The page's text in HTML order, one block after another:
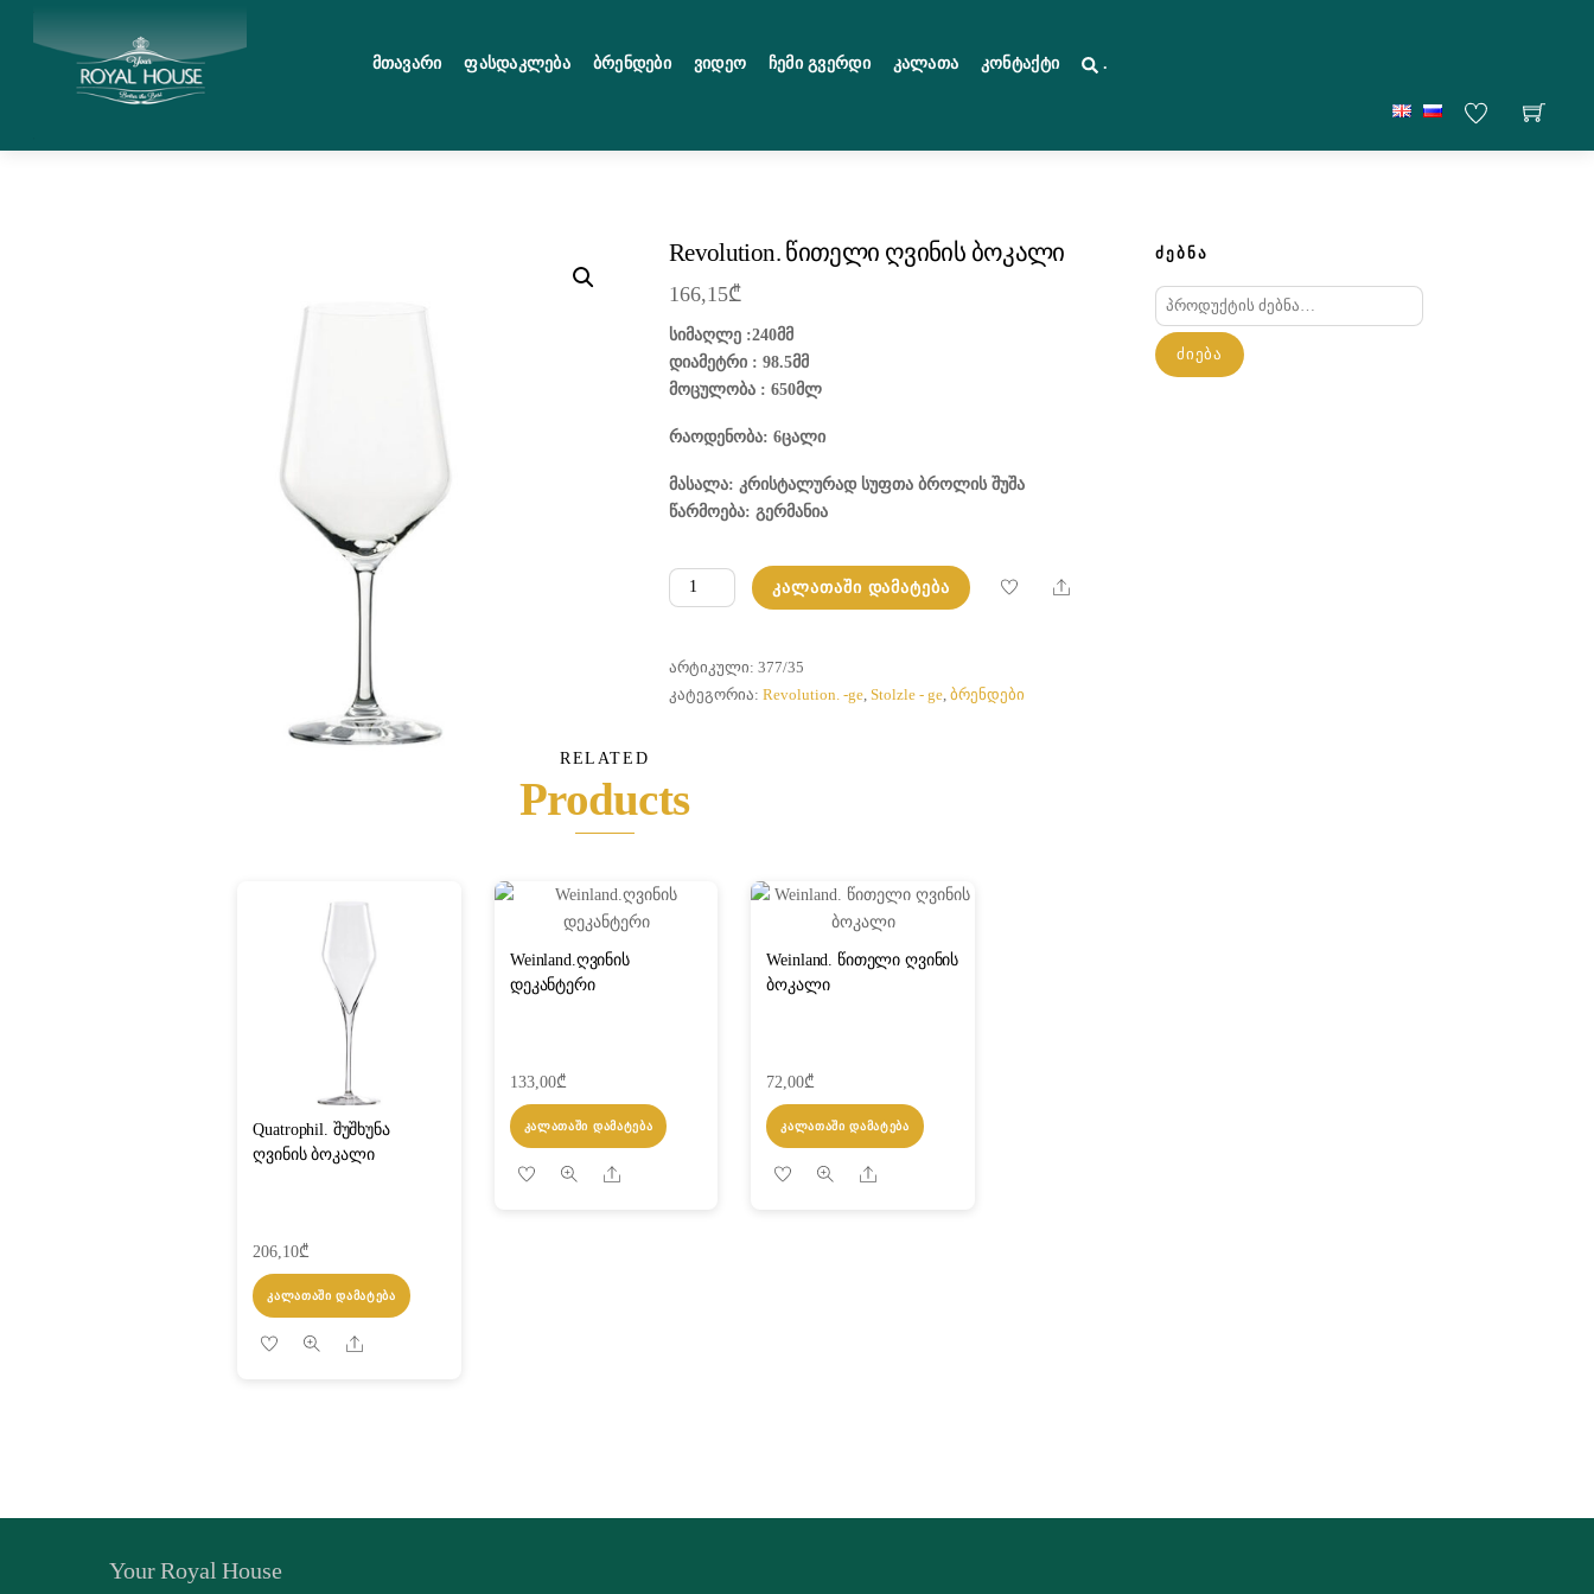
Მთავარი Ფასდაკლება Ბრენდები Ვიდეო Ჩემი Გვერდი Კალათა Კონტაქტი .
Revolution. წითელი ღვინის ბოკალი
166,15₾
სიმაღლე :240მმ
დიამეტრი : 98.5მმ
მოცულობა : 650მლ
რაოდენობა: 6ცალი
მასალა: კრისტალურად სუფთა ბროლის შუშა
წარმოება: გერმანია
რაოდენობა:
Revolution.
ღვინის
ბოკალი
ᲙᲐᲚᲐᲗᲐᲨᲘ ᲓᲐᲛᲐᲢᲔᲑᲐ Share
ᲐᲠᲢᲘᲙᲣᲚᲘ: 377/35
ᲙᲐᲢᲔᲒᲝᲠᲘᲐ: Revolution. -ge, Stolzle - ge, ბრენდები
RELATED
Products
Quatrophil. შუშხუნა
ღვინის ბოკალი
206,10₾
ᲙᲐᲚᲐᲗᲐᲨᲘ ᲓᲐᲛᲐᲢᲔᲑᲐ
Share
Weinland.ღვინის
დეკანტერი
133,00₾
ᲙᲐᲚᲐᲗᲐᲨᲘ ᲓᲐᲛᲐᲢᲔᲑᲐ
Share
Weinland. წითელი ღვინის
ბოკალი
72,00₾
ᲙᲐᲚᲐᲗᲐᲨᲘ ᲓᲐᲛᲐᲢᲔᲑᲐ
Share
ᲫᲔᲑᲜᲐ
ძებნა:
ᲫᲘᲔᲑᲐ
Your Royal House